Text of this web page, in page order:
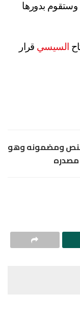
وستقوم بدورها
السيسي قرار
ومضمونه وهو
مصدره